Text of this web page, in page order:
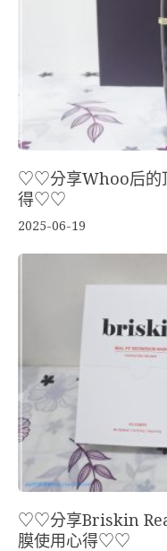
♡♡分享Whoo后的
得♡♡
2025-06-19
♡♡分享Briskin
膜使用心得♡♡